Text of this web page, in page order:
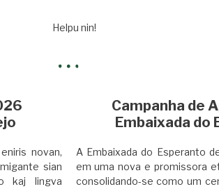
novan,
sian
kaj lingva
Campanha de
Embaixada do
A Embaixada do Esperanto
em uma nova e promissora
consolidando-se como um